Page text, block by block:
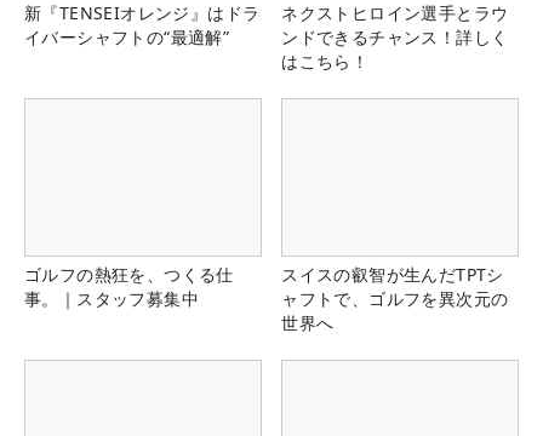
新『TENSEIオレンジ』はドラ
イバーシャフトの“最適解”
ネクストヒロイン選手とラウ
ンドできるチャンス！詳しく
はこちら！
ゴルフの熱狂を、つくる仕
事。｜スタッフ募集中
スイスの叡智が生んだTPTシ
ャフトで、ゴルフを異次元の
世界へ